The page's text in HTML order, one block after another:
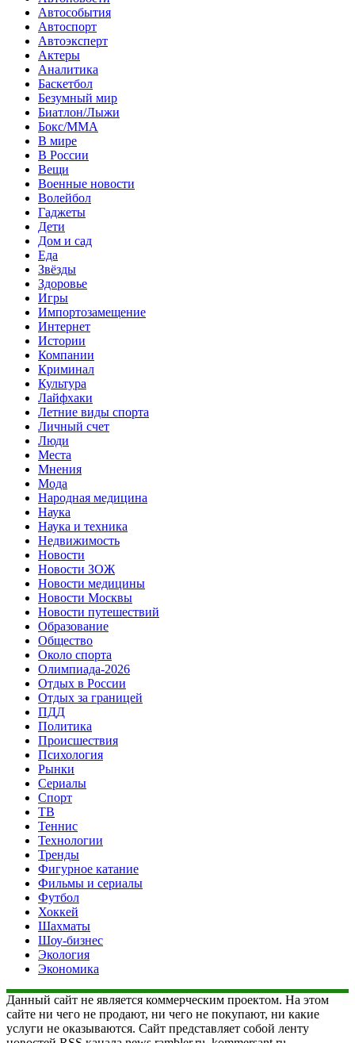
Автособытия
Автоспорт
Автоэксперт
Актеры
Аналитика
Баскетбол
Безумный мир
Биатлон/Лыжи
Бокс/MMA
В мире
В России
Вещи
Военные новости
Волейбол
Гаджеты
Дети
Дом и сад
Еда
Звёзды
Здоровье
Игры
Импортозамещение
Интернет
Истории
Компании
Криминал
Культура
Лайфхаки
Летние виды спорта
Личный счет
Люди
Места
Мнения
Мода
Народная медицина
Наука
Наука и техника
Недвижимость
Новости
Новости ЗОЖ
Новости медицины
Новости Москвы
Новости путешествий
Образование
Общество
Около спорта
Олимпиада-2026
Отдых в России
Отдых за границей
ПДД
Политика
Происшествия
Психология
Рынки
Сериалы
Спорт
ТВ
Теннис
Технологии
Тренды
Фигурное катание
Фильмы и сериалы
Футбол
Хоккей
Шахматы
Шоу-бизнес
Экология
Экономика
Данный сайт не является коммерческим проектом. На этом
сайте ни чего не продают, ни чего не покупают, ни какие
услуги не оказываются. Сайт представляет собой ленту